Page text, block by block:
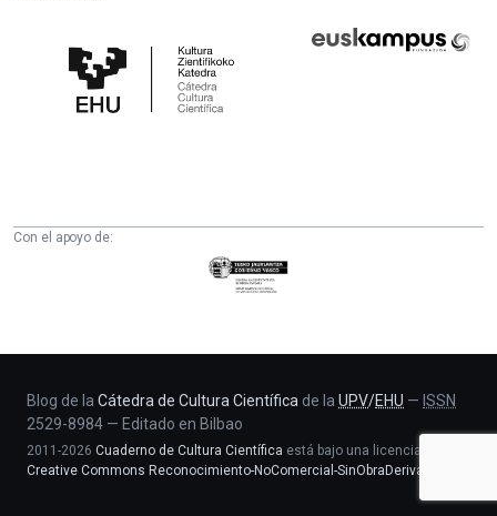
Cultura
Científica
Fundazioa
Con el apoyo de:
Eusko
Jaurlaritza
eta
Berrikuntza
saila
Blog de la Cátedra de Cultura Científica de la UPV/EHU — ISSN
2529-8984 — Editado en Bilbao
2011-2026 Cuaderno de Cultura Científica está bajo una licencia
Creative Commons Reconocimiento-NoComercial-SinObraDerivada 4.0